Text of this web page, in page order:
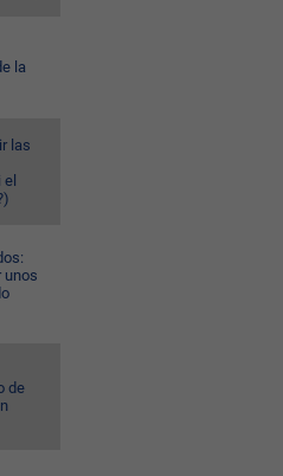
la
las
unos
de